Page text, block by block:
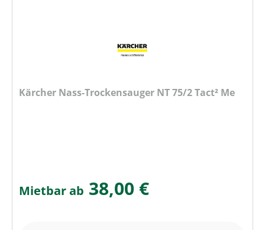
Kärcher Nass-Trockensauger NT 75/2 Tact² Me
Mietbar ab 38,00 €